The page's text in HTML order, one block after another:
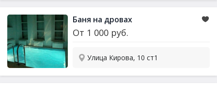
Баня на дровах
От 1 000 руб.
Улица Кирова, 10 ст1